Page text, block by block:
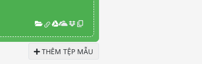
THÊM TỆP MẪU